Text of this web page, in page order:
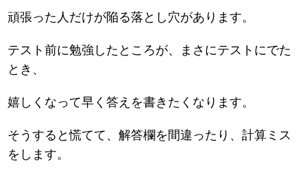
頑張った人だけが陥る落とし穴があります。
テスト前に勉強したところが、まさにテストにでた
とき、
嬉しくなって早く答えを書きたくなります。
そうすると慌てて、解答欄を間違ったり、計算ミス
をします。